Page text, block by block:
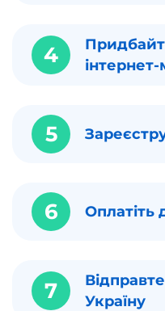
4
інтернет-
5
6 Оплатіть
7
Україну